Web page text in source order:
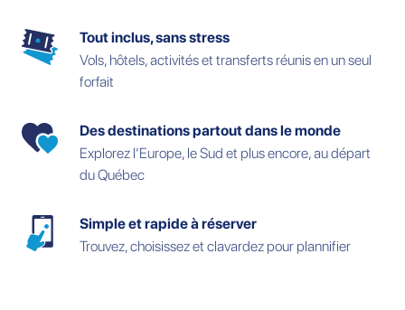
Tout inclus, sans stress
Vols, hôtels, activités et transferts réunis en un seul
forfait
Des destinations partout dans le monde
Explorez l’Europe, le Sud et plus encore, au départ
du Québec
Simple et rapide à réserver
Trouvez, choisissez et clavardez pour plannifier